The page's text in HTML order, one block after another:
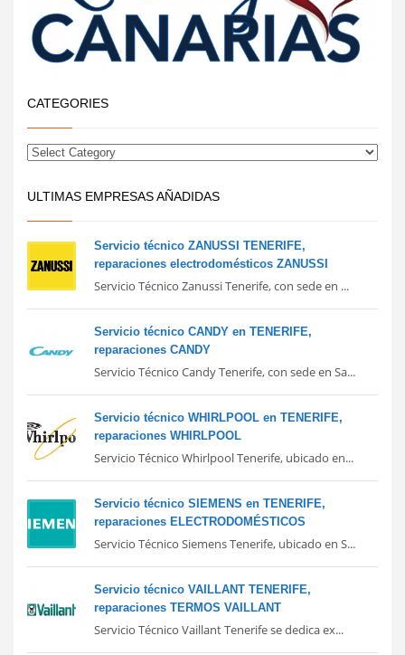
CATEGORIES
ULTIMAS EMPRESAS AÑADIDAS
Servicio técnico ZANUSSI TENERIFE,
reparaciones electrodomésticos ZANUSSI
Servicio Técnico Zanussi Tenerife, con sede en ...
Servicio técnico CANDY en TENERIFE,
reparaciones CANDY
Servicio Técnico Candy Tenerife, con sede en Sa...
Servicio técnico WHIRLPOOL en TENERIFE,
reparaciones WHIRLPOOL
Servicio Técnico Whirlpool Tenerife, ubicado en...
Servicio técnico SIEMENS en TENERIFE,
reparaciones ELECTRODOMÉSTICOS
Servicio Técnico Siemens Tenerife, ubicado en S...
Servicio técnico VAILLANT TENERIFE,
reparaciones TERMOS VAILLANT
Servicio Técnico Vaillant Tenerife se dedica ex...